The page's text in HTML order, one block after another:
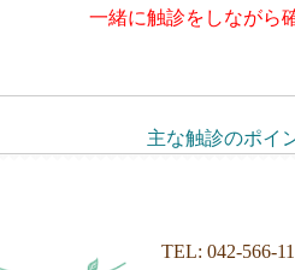
一緒に触診をしながら
主な触診のポイ
TEL: 042-566-